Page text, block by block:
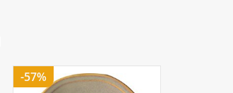
-57%